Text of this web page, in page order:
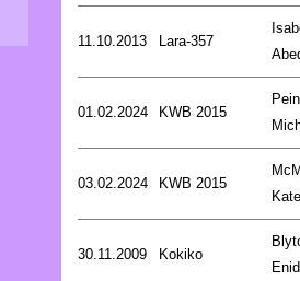
11.10.2013 Lara-357
01.02.2024 KWB 2015
03.02.2024 KWB 2015
Kate
30.11.2009 Kokiko
Enid